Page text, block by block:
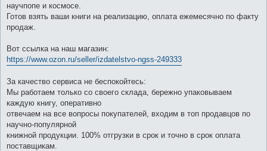
научпопе и космосе.
Готов взять ваши книги на реализацию, оплата ежемесячно по факту
продаж.
Вот ссылка на наш магазин:
https://www.ozon.ru/seller/izdatelstvo-ngss-249333
За качество сервиса не беспокойтесь:
Мы работаем только со своего склада, бережно упаковываем
каждую книгу, оперативно
отвечаем на все вопросы покупателей, входим в топ продавцов по
научно-популярной
книжной продукции. 100% отгрузки в срок и точно в срок оплата
поставщикам.